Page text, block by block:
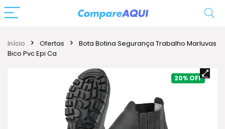
Início Ofertas
Bota Botina Segurança Trabalho Marluvas
Bico Pvc Epi Ca
20%